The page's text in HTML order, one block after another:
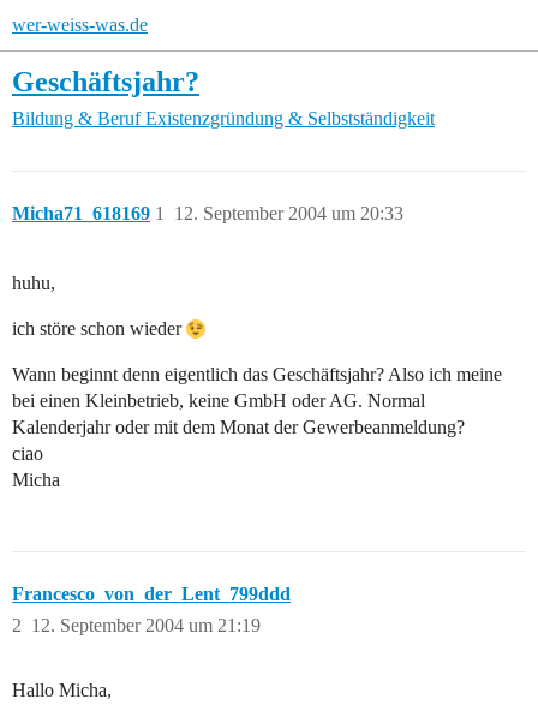
wer-weiss-was.de
Geschäftsjahr?
Bildung & Beruf Existenzgründung & Selbstständigkeit
Micha71_618169 12. September 2004 um 20:33
1
huhu,
ich störe schon wieder
Wann beginnt denn eigentlich das Geschäftsjahr? Also ich meine
bei einen Kleinbetrieb, keine GmbH oder AG. Normal
Kalenderjahr oder mit dem Monat der Gewerbeanmeldung?
ciao
Micha
Francesco_von_der_Lent_799ddd
12. September 2004 um 21:19
2
Hallo Micha,